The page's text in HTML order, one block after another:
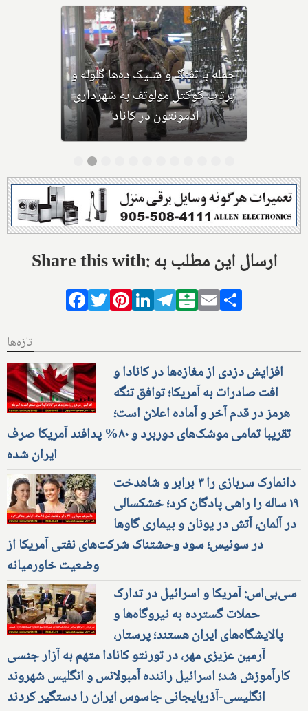
بهداشت کانادا: این داروی کودکان،
ماست و چیا، را مصرف نکنید و این
تشک نیز احتمال خفگی دارد
Share this with: ارسال این مطلب به
Facebook
TwitterPinterestLinkedIn
Telegram
Balatarin
Email
تازه‌ها
افزایش دزدی از مغازه‌ها در کانادا و
افت صادرات به آمریکا؛ توافق تنگه
هرمز در قدم آخر و آماده اعلان است؛
تقریبا تمامی موشک‌های دوربرد و ۸۰% پدافند آمریکا صرف
ایران شده
دانمارک سربازی را ۳ برابر و شاهدخت
۱۹ ساله را راهی پادگان کرد؛ خشکسالی
در آلمان، آتش در یونان و بیماری گاوها
در سوئیس؛ سود وحشتناک شرکت‌های نفتی آمریکا از
وضعیت خاورمیانه
سی‌بی‌اس: آمریکا و اسرائیل در تدارک
حملات گسترده به نیروگاه‌ها و
پالایشگاه‌های ایران هستند؛ پرستار،
آرمین عزیزی مهر، در تورنتو کانادا متهم به آزار جنسی
کارآموزش شد؛ اسرائیل راننده آمبولانس و انگلیس شهروند
انگلیسی-آذربایجانی جاسوس ایران را دستگیر کردند